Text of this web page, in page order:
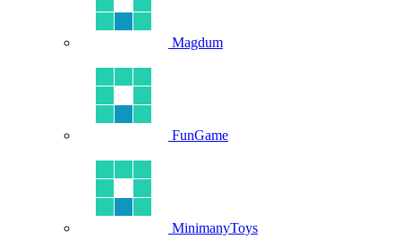
Magdum
FunGame
MinimanyToys